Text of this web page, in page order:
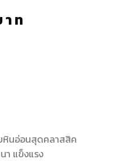
าท
ยหินอ่อนสุดคลาสสิค
แข็งแรง